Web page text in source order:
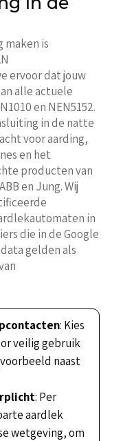
maken is
ervoor dat jouw
alle actuele
en NEN5152.
in de natte
voor aarding,
en het
producten van
en Jung. Wij
in
die in de Google
gelden als
: Kies
veilig gebruik
naast
: Per
aardlek
wetgeving, om